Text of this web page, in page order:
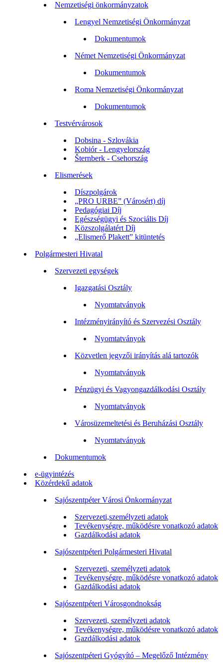
Nemzetiségi önkormányzatok
Lengyel Nemzetiségi Önkormányzat
Dokumentumok
Német Nemzetiségi Önkormányzat
Dokumentumok
Roma Nemzetiségi Önkormányzat
Dokumentumok
Testvérvárosok
Dobsina - Szlovákia
Kobiór - Lengyelország
Šternberk - Csehország
Elismerések
Díszpolgárok
„PRO URBE” (Városért) díj
Pedagógiai Díj
Egészségügyi és Szociális Díj
Közszolgálatért Díj
„Elismerő Plakett” kitüntetés
Polgármesteri Hivatal
Szervezeti egységek
Igazgatási Osztály
Nyomtatványok
Intézményirányító és Szervezési Osztály
Nyomtatványok
Közvetlen jegyzői irányítás alá tartozók
Nyomtatványok
Pénzügyi és Vagyongazdálkodási Osztály
Nyomtatványok
Városüzemeltetési és Beruházási Osztály
Nyomtatványok
Dokumentumok
e-ügyintézés
Közérdekű adatok
Sajószentpéter Városi Önkormányzat
Szervezeti,személyzeti adatok
Tevékenységre, működésre vonatkozó adatok
Gazdálkodási adatok
Sajószentpéteri Polgármesteri Hivatal
Szervezeti, személyzeti adatok
Tevékenységre, működésre vonatkozó adatok
Gazdálkodási adatok
Sajószentpéteri Városgondnokság
Szervezeti, személyzeti adatok
Tevékenységre, működésre vonatkozó adatok
Gazdálkodási adatok
Sajószentpéteri Gyógyító – Megelőző Intézmény